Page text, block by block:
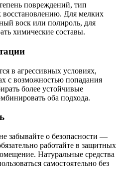
повреждений, тип
восстановлению. Для мелких
воск или полироль, для
химические составы.
в агрессивных условиях,
с возможностью попадания
более устойчивые
оба подхода.
забывайте о безопасности —
работайте в защитных
Натуральные средства
самостоятельно без